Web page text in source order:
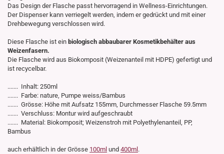
Das Design der Flasche passt hervorragend in Wellness-Einrichtungen.
Der Dispenser kann verriegelt werden, indem er gedrückt und mit einer
Drehbewegung verschlossen wird.
Diese Flasche ist ein biologisch abbaubarer Kosmetikbehälter aus
Weizenfasern.
Die Flasche wird aus Biokomposit (Weizenanteil mit HDPE) gefertigt und
ist recycelbar.
....... Inhalt: 250ml
....... Farbe: nature, Pumpe weiss/Bambus
....... Grösse: Höhe mit Aufsatz 155mm, Durchmesser Flasche 59.5mm
....... Verschluss: Montur wird aufgeschraubt
....... Material: Biokomposit; Weizenstroh mit Polyethylenanteil, PP,
Bambus
auch erhältlich in der Grösse 100ml und 400ml .